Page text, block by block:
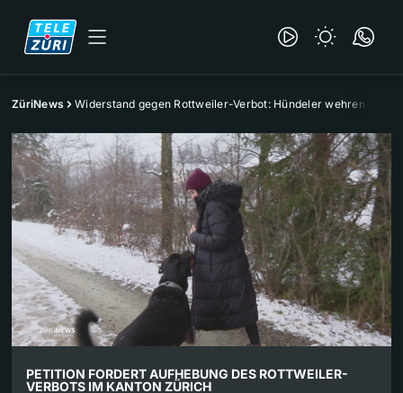
ZüriNews Widerstand gegen Rottweiler-Verbot: Hündeler wehren sich
PETITION FORDERT AUFHEBUNG DES ROTTWEILER-
VERBOTS IM KANTON ZÜRICH